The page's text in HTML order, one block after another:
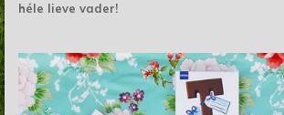
héle lieve vader!